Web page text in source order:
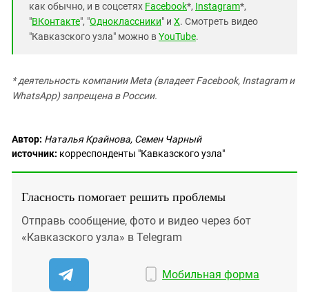
как обычно, и в соцсетях Facebook*, Instagram*,
"ВКонтакте", "Одноклассники" и X. Смотреть видео
"Кавказского узла" можно вYouTube.
* деятельность компании Meta (владеет Facebook, Instagram и
WhatsApp) запрещена в России.
Автор: Наталья Крайнова, Семен Чарный
источник: корреспонденты "Кавказского узла"
Гласность помогает решить проблемы
Отправь сообщение, фото и видео через бот
«Кавказского узла» в Telegram
Мобильная форма